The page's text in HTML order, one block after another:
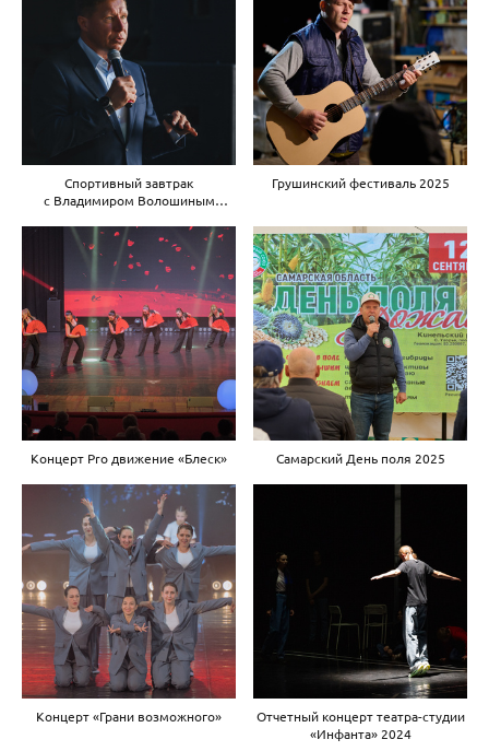
Спортивный завтрак
с Владимиром Волошиным
Грушинский фестиваль 2025
Концерт Pro движение «Блеск» Самарский День поля 2025
Концерт «Грани возможного»
Отчетный концерт театра-студии
«Инфанта» 2024